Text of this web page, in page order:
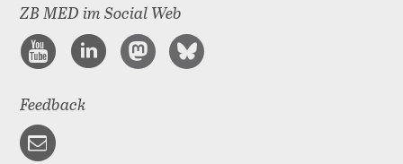
ZB MED im Social Web
Feedback